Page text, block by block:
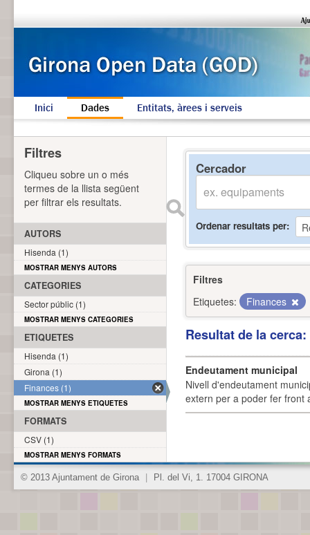
Inici Dades Entitats, àrees i serveis
Cercador
Ordenar resultats per
Filtres
Etiquetes:
Finances
Resultat de la
Endeutament municipal
Nivell d'endeutament
extern per a poder fer front
Filtres
Cliqueu sobre un o més
termes de la llista següent
per filtrar els resultats.
AUTORS
Hisenda (1)
MOSTRAR MENYS AUTORS
CATEGORIES
Sector públic (1)
MOSTRAR MENYS CATEGORIES
ETIQUETES
Hisenda (1)
Girona (1)
Finances (1)
MOSTRAR MENYS ETIQUETES
FORMATS
CSV (1)
MOSTRAR MENYS FORMATS
© 2013 Ajuntament de Girona Pl. del Vi, 1. 17004 GIRONA